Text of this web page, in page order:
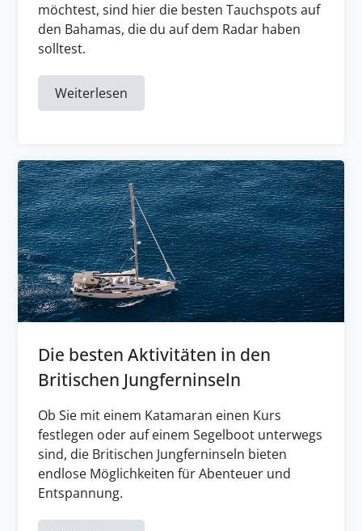
möchtest, sind hier die besten Tauchspots auf
den Bahamas, die du auf dem Radar haben
solltest.
Weiterlesen
Die besten Aktivitäten in den
Britischen Jungferninseln
Ob Sie mit einem Katamaran einen Kurs
festlegen oder auf einem Segelboot unterwegs
sind, die Britischen Jungferninseln bieten
endlose Möglichkeiten für Abenteuer und
Entspannung.